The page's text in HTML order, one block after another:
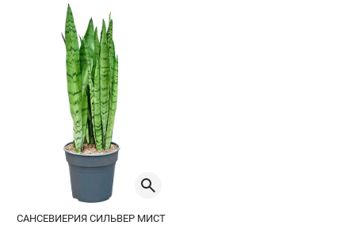
САНСЕВИЕРИЯ СИЛЬВЕР МИСТ